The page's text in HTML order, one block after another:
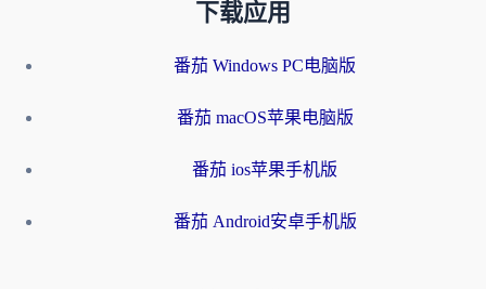
下载应用
番茄 Windows PC电脑版
番茄 macOS苹果电脑版
番茄 ios苹果手机版
番茄 Android安卓手机版